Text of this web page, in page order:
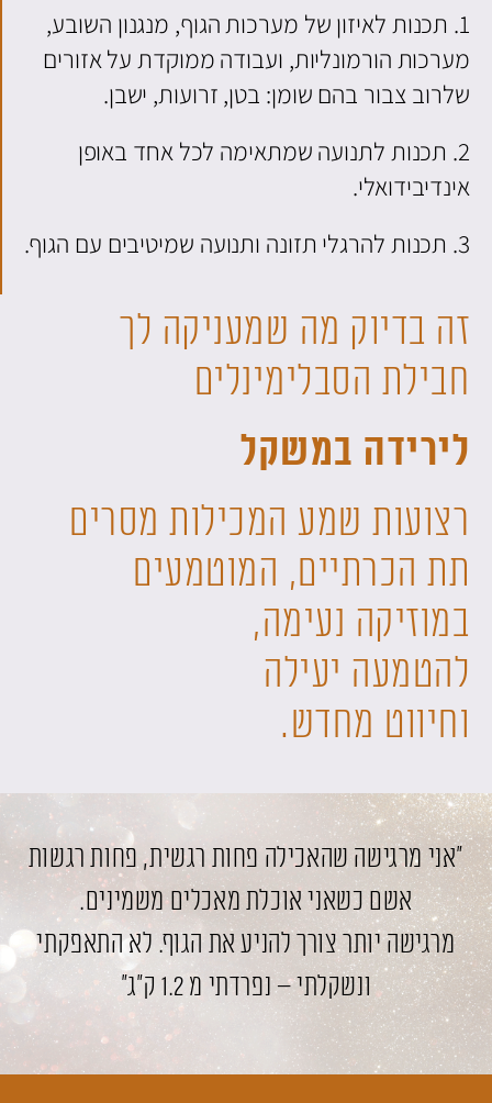
1. תכנות לאיזון של מערכות הגוף, מנגנון השובע,
מערכות הורמונליות, ועבודה ממוקדת על אזורים
שלרוב צבור בהם שומן: בטן, זרועות, ישבן.
2. תכנות לתנועה שמתאימה לכל אחד באופן
אינדיבידואלי.
3. תכנות להרגלי תזונה ותנועה שמיטיבים עם הגוף.
זה בדיוק מה שמעניקה לך
חבילת הסבלימינלים
לירידה במשקל
רצועות שמע המכילות מסרים
תת הכרתיים, המוטמעים
במוזיקה נעימה,
להטמעה יעילה
וחיווט מחדש.
"אני מרגישה שהאכילה פחות רגשית, פחות רגשות
אשם כשאני אוכלת מאכלים משמינים.
מרגישה יותר צורך להניע את הגוף. לא התאפקתי
ונשקלתי – נפרדתי מ 1.2 ק"ג"